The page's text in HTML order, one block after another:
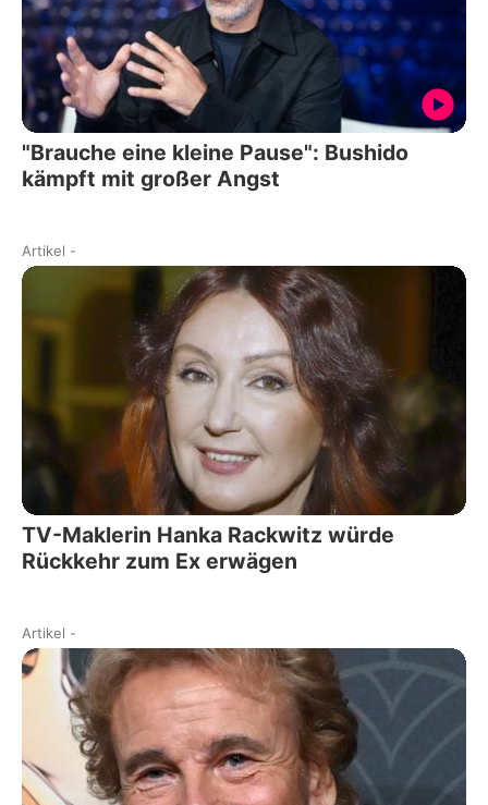
"Brauche eine kleine Pause": Bushido
kämpft mit großer Angst
Artikel -
TV-Maklerin Hanka Rackwitz würde
Rückkehr zum Ex erwägen
Artikel -